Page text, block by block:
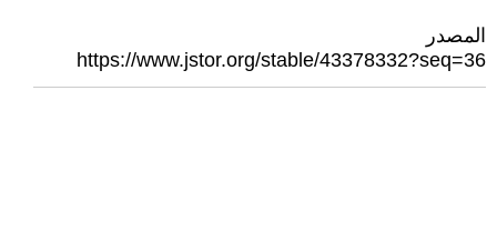
المصدر
https://www.jstor.org/stable/43378332?seq=36